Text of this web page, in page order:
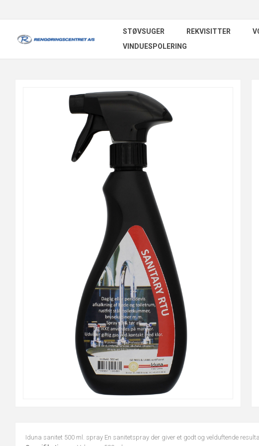
STØVSUGER REKVISITTER
VINDUESPOLERING
Iduna sanitet 500 ml. spray En sanitetspray der giver et godt og velduftende